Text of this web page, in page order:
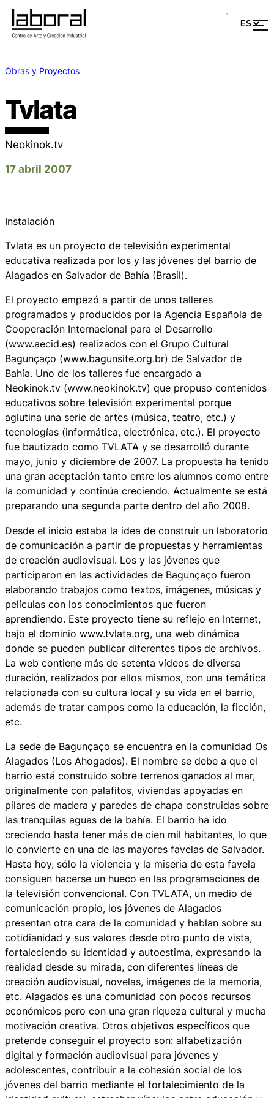
Obras y Proyectos
Tvlata
Neokinok.tv
17 abril 2007
Instalación
Tvlata es un proyecto de televisión experimental
educativa realizada por los y las jóvenes del barrio de
Alagados en Salvador de Bahía (Brasil).
El proyecto empezó a partir de unos talleres
programados y producidos por la Agencia Española de
Cooperación Internacional para el Desarrollo
(www.aecid.es) realizados con el Grupo Cultural
Bagunçaço (www.bagunsite.org.br) de Salvador de
Bahía. Uno de los talleres fue encargado a
Neokinok.tv (www.neokinok.tv) que propuso contenidos
educativos sobre televisión experimental porque
aglutina una serie de artes (música, teatro, etc.) y
tecnologías (informática, electrónica, etc.). El proyecto
fue bautizado como TVLATA y se desarrolló durante
mayo, junio y diciembre de 2007. La propuesta ha tenido
una gran aceptación tanto entre los alumnos como entre
la comunidad y continúa creciendo. Actualmente se está
preparando una segunda parte dentro del año 2008.
Desde el inicio estaba la idea de construir un laboratorio
de comunicación a partir de propuestas y herramientas
de creación audiovisual. Los y las jóvenes que
participaron en las actividades de Bagunçaço fueron
elaborando trabajos como textos, imágenes, músicas y
películas con los conocimientos que fueron
aprendiendo. Este proyecto tiene su reflejo en Internet,
bajo el dominio www.tvlata.org, una web dinámica
donde se pueden publicar diferentes tipos de archivos.
La web contiene más de setenta vídeos de diversa
duración, realizados por ellos mismos, con una temática
relacionada con su cultura local y su vida en el barrio,
además de tratar campos como la educación, la ficción,
etc.
La sede de Bagunçaço se encuentra en la comunidad Os
Alagados (Los Ahogados). El nombre se debe a que el
barrio está construido sobre terrenos ganados al mar,
originalmente con palafitos, viviendas apoyadas en
pilares de madera y paredes de chapa construidas sobre
las tranquilas aguas de la bahía. El barrio ha ido
creciendo hasta tener más de cien mil habitantes, lo que
lo convierte en una de las mayores favelas de Salvador.
Hasta hoy, sólo la violencia y la miseria de esta favela
consiguen hacerse un hueco en las programaciones de
la televisión convencional. Con TVLATA, un medio de
comunicación propio, los jóvenes de Alagados
presentan otra cara de la comunidad y hablan sobre su
cotidianidad y sus valores desde otro punto de vista,
fortaleciendo su identidad y autoestima, expresando la
realidad desde su mirada, con diferentes líneas de
creación audiovisual, novelas, imágenes de la memoria,
etc. Alagados es una comunidad con pocos recursos
económicos pero con una gran riqueza cultural y mucha
motivación creativa. Otros objetivos específicos que
pretende conseguir el proyecto son: alfabetización
digital y formación audiovisual para jóvenes y
adolescentes, contribuir a la cohesión social de los
jóvenes del barrio mediante el fortalecimiento de la